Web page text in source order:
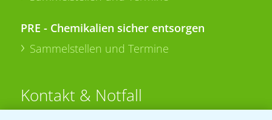
PRE - Chemikalien sicher entsorgen
Sammelstellen und Termine
Kontakt & Notfall